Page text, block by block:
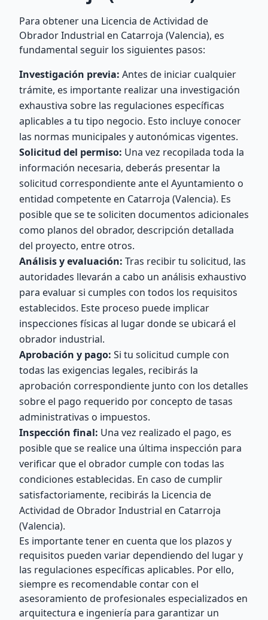
Para obtener una Licencia de Actividad de
Obrador Industrial en Catarroja (Valencia), es
fundamental seguir los siguientes pasos:
Investigación previa: Antes de iniciar cualquier
trámite, es importante realizar una investigación
exhaustiva sobre las regulaciones específicas
aplicables a tu tipo negocio. Esto incluye conocer
las normas municipales y autonómicas vigentes.
Solicitud del permiso: Una vez recopilada toda la
información necesaria, deberás presentar la
solicitud correspondiente ante el Ayuntamiento o
entidad competente en Catarroja (Valencia). Es
posible que se te soliciten documentos adicionales
como planos del obrador, descripción detallada
del proyecto, entre otros.
Análisis y evaluación: Tras recibir tu solicitud, las
autoridades llevarán a cabo un análisis exhaustivo
para evaluar si cumples con todos los requisitos
establecidos. Este proceso puede implicar
inspecciones físicas al lugar donde se ubicará el
obrador industrial.
Aprobación y pago: Si tu solicitud cumple con
todas las exigencias legales, recibirás la
aprobación correspondiente junto con los detalles
sobre el pago requerido por concepto de tasas
administrativas o impuestos.
Inspección final: Una vez realizado el pago, es
posible que se realice una última inspección para
verificar que el obrador cumple con todas las
condiciones establecidas. En caso de cumplir
satisfactoriamente, recibirás la Licencia de
Actividad de Obrador Industrial en Catarroja
(Valencia).
Es importante tener en cuenta que los plazos y
requisitos pueden variar dependiendo del lugar y
las regulaciones específicas aplicables. Por ello,
siempre es recomendable contar con el
asesoramiento de profesionales especializados en
arquitectura e ingeniería para garantizar un